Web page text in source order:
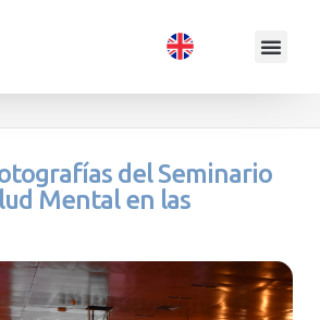
del Seminario
Mental en las